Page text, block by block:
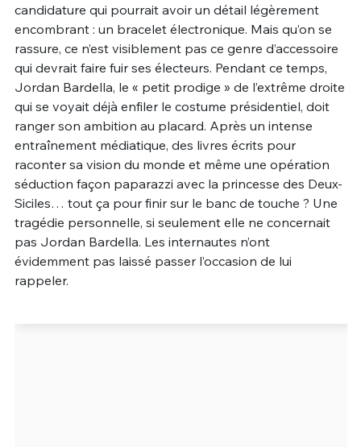
candidature qui pourrait avoir un détail légèrement
encombrant : un bracelet électronique. Mais qu’on se
rassure, ce n’est visiblement pas ce genre d’accessoire
qui devrait faire fuir ses électeurs. Pendant ce temps,
Jordan Bardella, le « petit prodige » de l’extrême droite
qui se voyait déjà enfiler le costume présidentiel, doit
ranger son ambition au placard. Après un intense
entraînement médiatique, des livres écrits pour
raconter sa vision du monde et même une opération
séduction façon paparazzi avec la princesse des Deux-
Siciles… tout ça pour finir sur le banc de touche ? Une
tragédie personnelle, si seulement elle ne concernait
pas Jordan Bardella. Les internautes n’ont
évidemment pas laissé passer l’occasion de lui
rappeler.